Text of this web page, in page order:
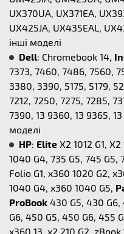
UX370UA, UX371EA,
UX425JA, UX435EAL,
інші моделі
Dell: Chromebook 14,
7373, 7460, 7486, 7560,
3380, 3390, 5175, 5179,
7212, 7250, 7275, 7285,
7390, 13 9360, 13 9365,
моделі
HP: Elite X2 1012 G1,
1040 G4, 735 G5, 745 G5,
Folio G1, x360 1020 G2,
1040 G4, x360 1040 G5,
ProBook 430 G5, 430
G6, 450 G5, 450 G6, 455
x360 13, x2 210 G2, zBook